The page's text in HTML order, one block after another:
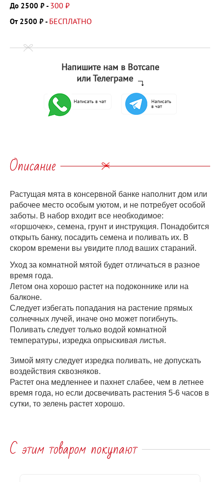
До 2500 ₽ - 300 ₽
От 2500 ₽ - БЕСПЛАТНО
Напишите нам в Вотсапе
или Телеграме
Написать в чат Написать
в чат
Описание
Растущая мята в консервной банке наполнит дом или
рабочее место особым уютом, и не потребует особой
заботы. В набор входит все необходимое:
«горшочек», семена, грунт и инструкция. Понадобится
открыть банку, посадить семена и поливать их. В
скором времени вы увидите плод ваших стараний.
Уход за комнатной мятой будет отличаться в разное
время года.
Летом она хорошо растет на подоконнике или на
балконе.
Следует избегать попадания на растение прямых
солнечных лучей, иначе оно может погибнуть.
Поливать следует только водой комнатной
температуры, изредка опрыскивая листья.
Зимой мяту следует изредка поливать, не допускать
воздействия сквозняков.
Растет она медленнее и пахнет слабее, чем в летнее
время года, но если досвечивать растения 5-6 часов в
сутки, то зелень растет хорошо.
С этим товаром покупают